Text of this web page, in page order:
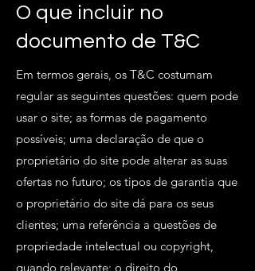
O que incluir no
documento de T&C
Em termos gerais, os T&C costumam
regular as seguintes questões: quem pode
usar o site; as formas de pagamento
possíveis; uma declaração de que o
proprietário do site pode alterar as suas
ofertas no futuro; os tipos de garantia que
o proprietário do site dá para os seus
clientes; uma referência a questões de
propriedade intelectual ou copyright,
quando relevante; o direito do